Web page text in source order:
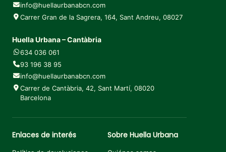
info@huellaurbanabcn.com
Carrer Gran de la Sagrera, 164, Sant Andreu, 08027
Huella Urbana – Cantàbria
634 036 061
93 196 38 95
info@huellaurbanabcn.com
Carrer de Cantàbria, 42, Sant Martí, 08020
Barcelona
Enlaces de interés Sobre Huella Urbana